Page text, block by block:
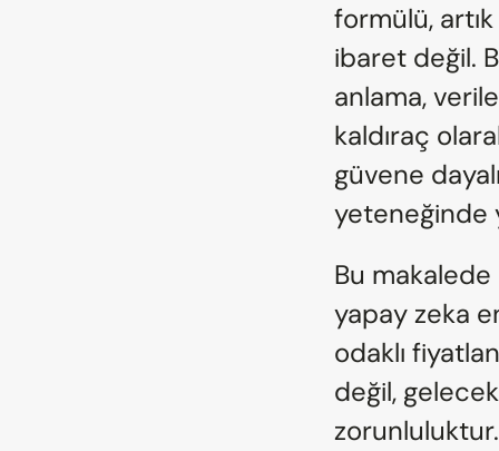
formülü,
ibaret değil.
anlama,
kaldıraç
güvene
yeteneğinde
Bu makalede
yapay zeka
odaklı
değil,